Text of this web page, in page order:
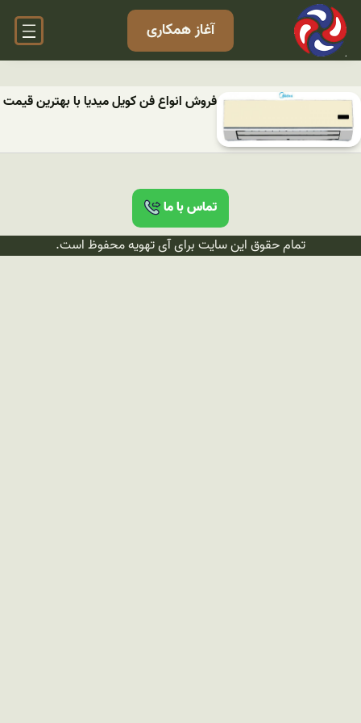
آغاز همکاری
فروش انواع فن کویل میدیا با بهترین قیمت
تماس با ما
تمام حقوق این سایت برای آی تهویه محفوظ است.